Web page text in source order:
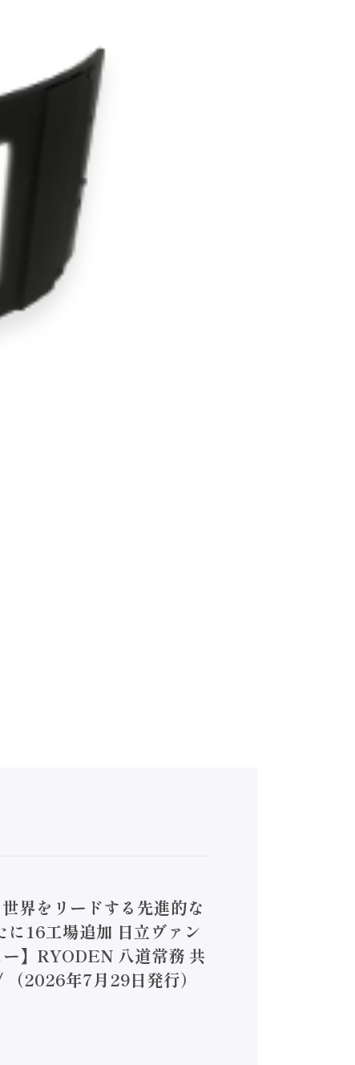
界をリードする先進的な
16工場追加 日立ヴァン
】RYODEN 八道常務 共
2026年7月29日発行）